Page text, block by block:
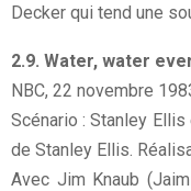
Decker qui tend une
2.9. Water, water
NBC, 22 novembre
Scénario : Stanley
de Stanley Ellis.
Avec Jim Knaub